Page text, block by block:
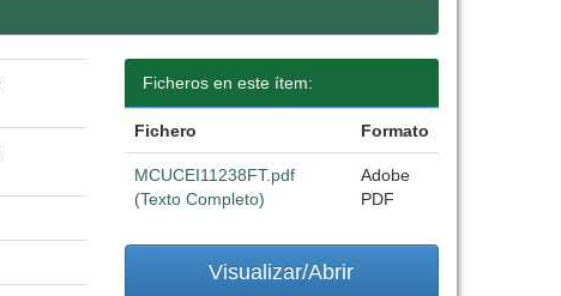
Ficheros en este ítem:
Fichero Formato
MCUCEI11238FT.pdf
(Texto Completo)
Adobe
PDF
Visualizar/Abrir